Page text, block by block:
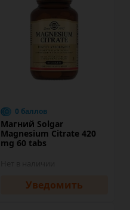
0 баллов
Магний Solgar
Magnesium Citrate 420
mg 60 tabs
Уведомить